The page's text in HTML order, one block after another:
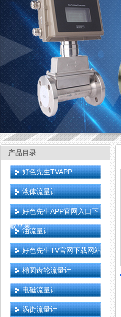
产品目录
好色先生TVAPP
液体流量计
好色先生APP官网入口下
载苹果
油流量计
好色先生TV官网下载网站
椭圆齿轮流量计
电磁流量计
涡街流量计